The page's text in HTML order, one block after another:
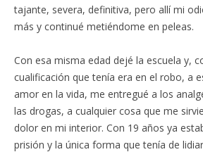
tajante, severa, definitiva, pero allí mi
más y continué metiéndome en peleas.
Con esa misma edad dejé la escuela y,
cualificación que tenía era en el robo, a
amor en la vida, me entregué a los
las drogas, a cualquier cosa que me
dolor en mi interior. Con 19 años ya
prisión y la única forma que tenía de